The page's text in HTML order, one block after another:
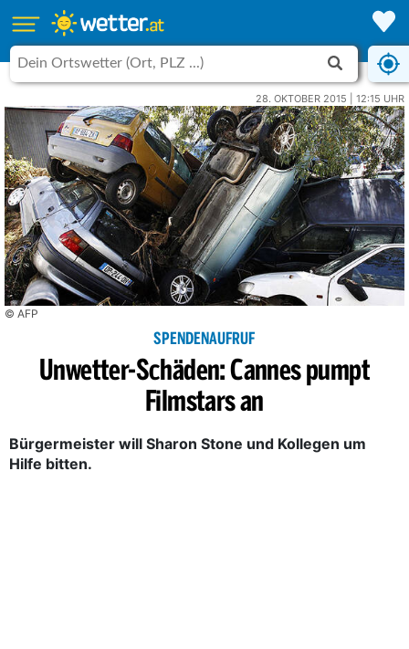
28. OKTOBER 2015 | 12:15 UHR
© AFP
SPENDENAUFRUF
Unwetter-Schäden: Cannes pumpt
Filmstars an
Bürgermeister will Sharon Stone und Kollegen um
Hilfe bitten.